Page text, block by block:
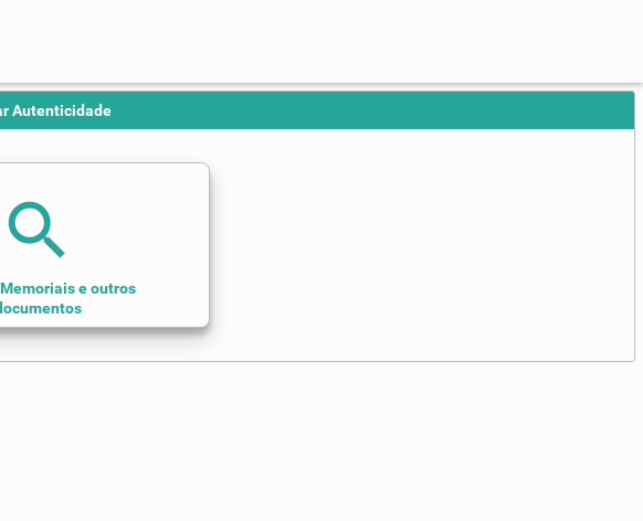
Autenticidade
search
e outros